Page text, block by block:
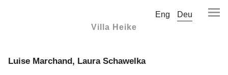
Villa Heike
Luise Marchand, Laura Schawelka
Eng Deu